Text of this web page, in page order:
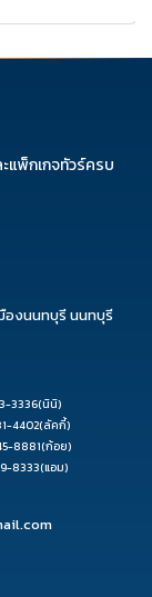
แพ็กเกจทัวร์ครบ
องนนทบุรี นนทบุรี
3336(นินิ)
4402(ลัคกี้)
8881(ก้อย)
8333(แอม)